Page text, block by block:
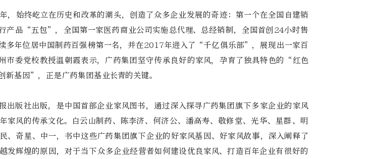
，始终屹立在历史和改革的潮头，创造了众多企业发展的奇迹：第一个在全国自建销
产品“五包”，全国第一家医药商业公司实施总代理、总经销制，全国首创24小时售
多年位居中国制药百强榜第一名，并在2017年进入了“千亿俱乐部”，展现出一家百
市委党校教授温朝霞表示，广药集团坚守传承良好的家风，孕育了独具特色的“红色
基因”，正是广药集团基业长青的关键。
出版社出版，是中国首部企业家风图书，通过深入探寻广药集团旗下多家企业的家风
家风的传承文化。白云山制药、陈李济、何济公、潘高寿、敬修堂、光华、星群、明
、奇星、中一，书中这些广药集团旗下企业的好家风基因、好家风故事，深入阐释了
发辉煌的原因，对于当下众多企业经营者如何建设优良家风、打造百年企业有很好的